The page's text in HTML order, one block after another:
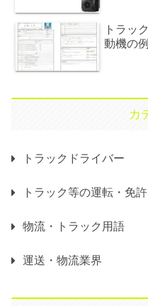
トラッ
動機の
カ
トラックドライバー
トラック等の運転・免許
物流・トラック用語
運送・物流業界